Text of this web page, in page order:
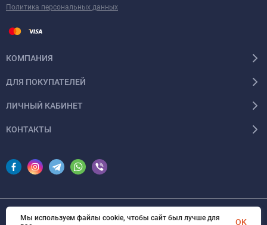
Политика персональных данных
КОМПАНИЯ
ДЛЯ ПОКУПАТЕЛЕЙ
ЛИЧНЫЙ КАБИНЕТ
КОНТАКТЫ
© 2026 InSale. Все права защищены
Мы используем файлы cookie, чтобы сайт был лучше для
OK